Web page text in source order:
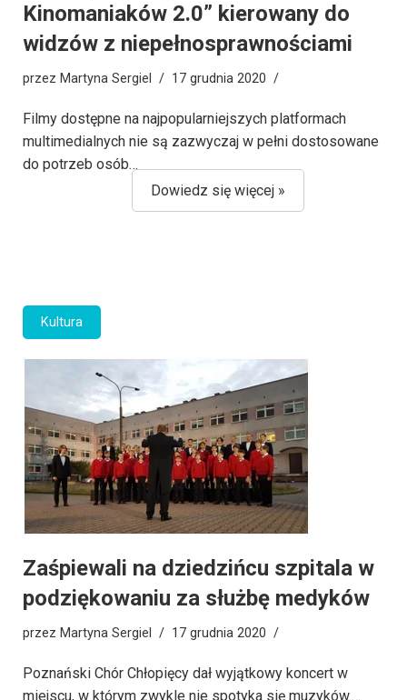
Kinomaniaków 2.0” kierowany do
widzów z niepełnosprawnościami
przez Martyna Sergiel 17 grudnia 2020
Filmy dostępne na najpopularniejszych platformach
multimedialnych nie są zazwyczaj w pełni dostosowane
do potrzeb osób…
Dowiedz się więcej »
Zaśpiewali na dziedzińcu szpitala w
podziękowaniu za służbę medyków
przez Martyna Sergiel 17 grudnia 2020
Kultura
Poznański Chór Chłopięcy dał wyjątkowy koncert w
miejscu, w którym zwykle nie spotyka się muzyków.…